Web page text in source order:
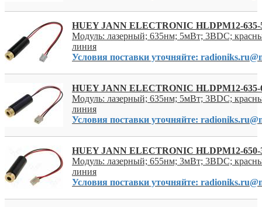
HUEY JANN ELECTRONIC HLDPM12-635-
Модуль: лазерный; 635нм; 5мВт; 3ВDC;
линия
Условия поставки уточняйте:
HUEY JANN ELECTRONIC HLDPM12-635-
Модуль: лазерный; 635нм; 5мВт; 3ВDC;
линия
Условия поставки уточняйте:
HUEY JANN ELECTRONIC HLDPM12-650-
Модуль: лазерный; 655нм; 3мВт; 3ВDC;
линия
Условия поставки уточняйте: